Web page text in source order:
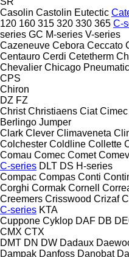
Casolin Castolin Eutectic
120 160 315 320 330 365 C-
series GC M-series V-series
Cazeneuve Cebora Ceccato
Centauro Cerdi Cetetherm
Chevalier Chicago Pneumatic
CPS
Chiron
DZ FZ
Christ Christiaens Ciat Cimec
Berlingo Jumper
Clark Clever Climaveneta
Colchester Coldline Collette
Comau Comec Comet
C-series DLT DS H-series
Compac Compas Conti
Corghi Cormak Cornell
Creemers Crisswood Crizaf
C-series KTA
Cuppone Cyklop DAF DB
CMX CTX
DMT DN DW Dadaux
Dampak Danfoss Danobat